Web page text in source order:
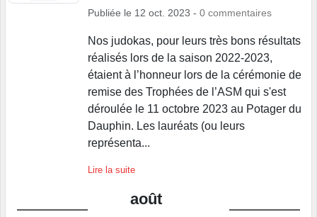
Publiée le 12 oct. 2023 - 0 commentaires
Nos judokas, pour leurs très bons résultats
réalisés lors de la saison 2022-2023,
étaient à l’honneur lors de la cérémonie de
remise des Trophées de l’ASM qui s'est
déroulée le 11 octobre 2023 au Potager du
Dauphin. Les lauréats (ou leurs
représenta...
Lire la suite
août